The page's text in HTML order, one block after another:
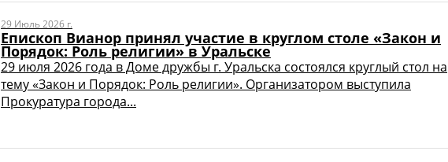
29 Июль 2026 г.
Епископ Вианор принял участие в круглом столе «Закон и
Порядок: Роль религии» в Уральске
29 июля 2026 года в Доме дружбы г. Уральска состоялся круглый стол на
тему «Закон и Порядок: Роль религии». Организатором выступила
Прокуратура города...